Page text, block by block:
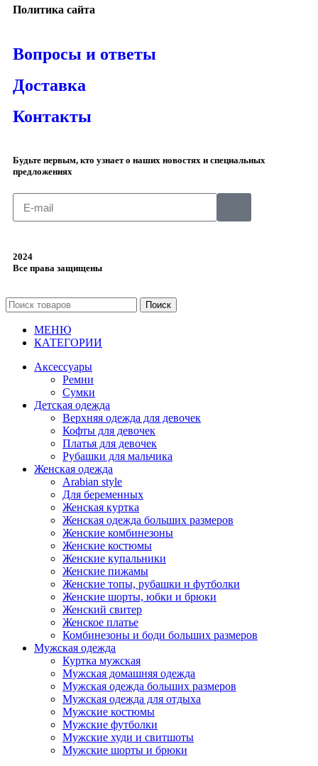
Политика сайта
Вопросы и ответы
Доставка
Контакты
Будьте первым, кто узнает о наших новостях и специальных
предложениях
2024
Все права защищены
Поиск
МЕНЮ
КАТЕГОРИИ
Аксессуары
Ремни
Сумки
Детская одежда
Верхняя одежда для девочек
Кофты для девочек
Платья для девочек
Рубашки для мальчика
Женская одежда
Arabian style
Для беременных
Женская куртка
Женская одежда больших размеров
Женские комбинезоны
Женские костюмы
Женские купальники
Женские пижамы
Женские топы, рубашки и футболки
Женские шорты, юбки и брюки
Женский свитер
Женское платье
Комбинезоны и боди больших размеров
Мужская одежда
Куртка мужская
Мужская домашняя одежда
Мужская одежда больших размеров
Мужская одежда для отдыха
Мужские костюмы
Мужские футболки
Мужские худи и свитшоты
Мужские шорты и брюки